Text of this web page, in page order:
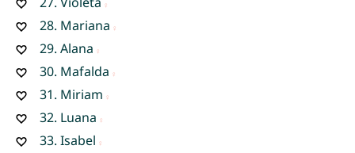
28. Mariana
29. Alana
30. Mafalda
31. Miriam
32. Luana
33. Isabel